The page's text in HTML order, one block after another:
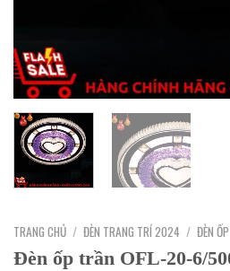
TRANG CHỦ / ĐÈN TRANG TRÍ 2024 / ĐÈN
Đèn ốp trần OFL-20-6/